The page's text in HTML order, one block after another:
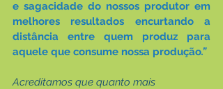
e sagacidade do nossos produtor em
melhores resultados encurtando a
distância entre quem produz para
aquele que consume nossa produção.”
Acreditamos que quanto mais